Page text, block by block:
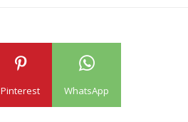
Pinterest WhatsApp